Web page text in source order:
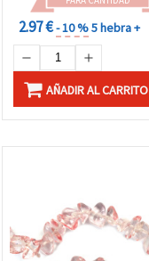
2.97 €- 10 %5 hebra +
AÑADIR AL CARRITO